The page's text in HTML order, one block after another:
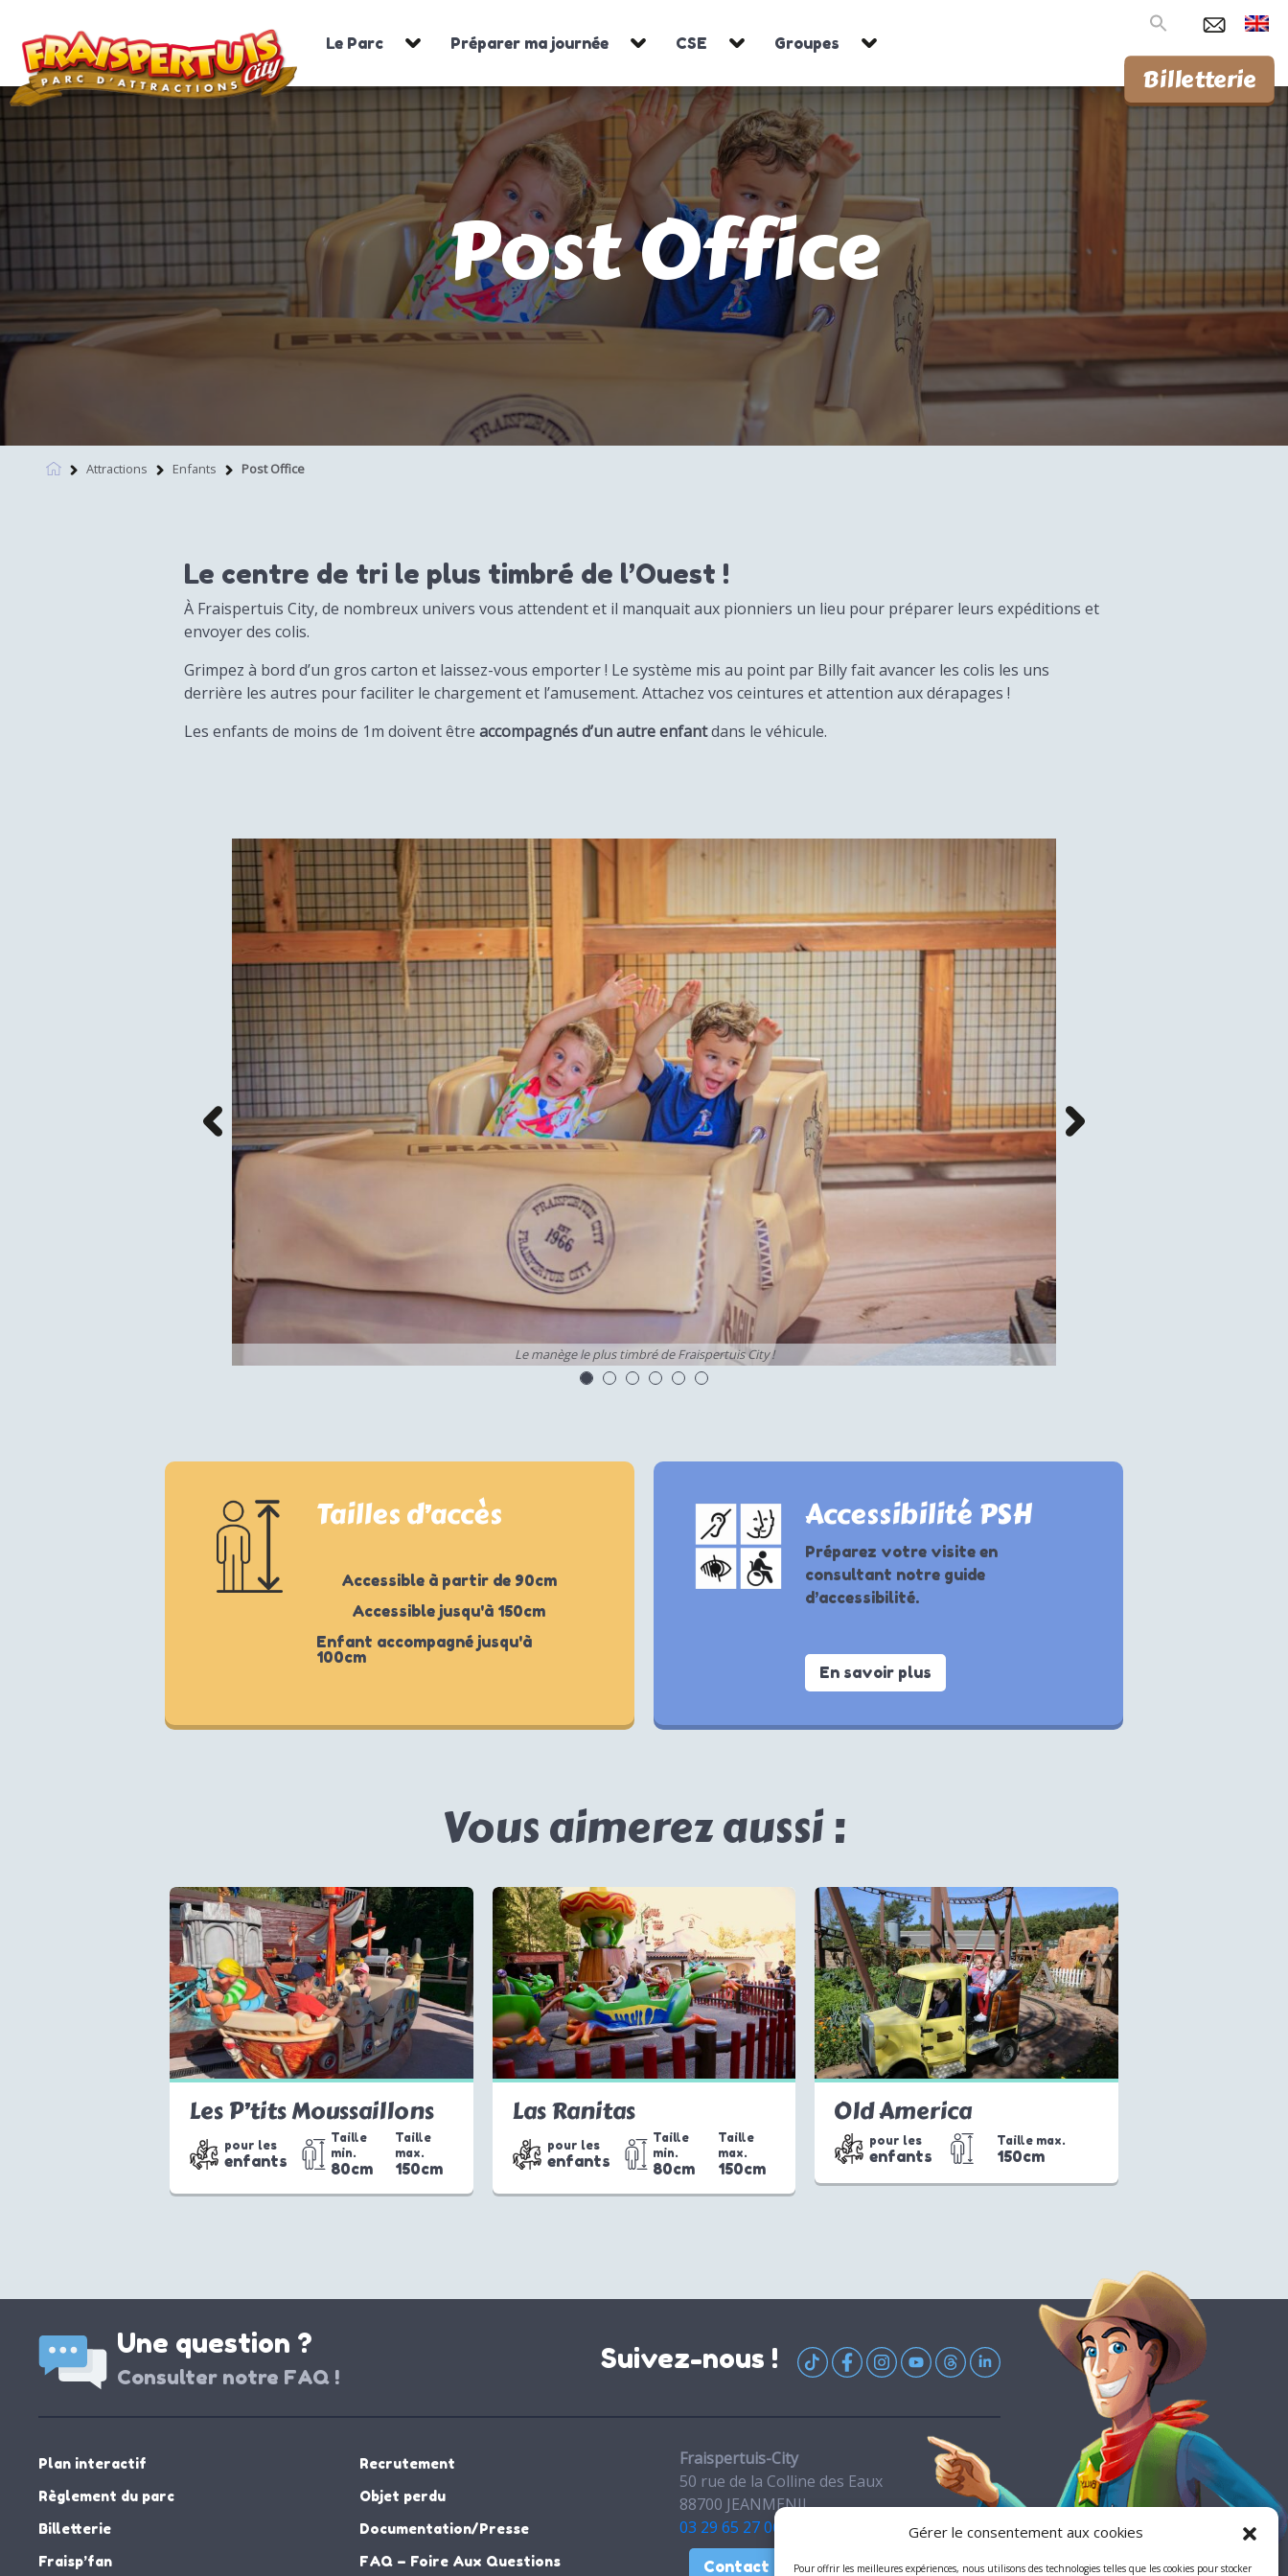
Gérer le consentement aux cookies
Pour offrir les meilleures expériences, nous utilisons des technologies telles que les cookies pour stocker
Le Parc Préparer ma journée CSE Groupes
Search
Billetterie
Post Office
Attractions Enfants Post Office
Le centre de tri le plus timbré de l’Ouest !
À Fraispertuis City, de nombreux univers vous attendent et il manquait aux pionniers un lieu pour préparer leurs expéditions et
envoyer des colis.
Grimpez à bord d’un gros carton et laissez-vous emporter ! Le système mis au point par Billy fait avancer les colis les uns
derrière les autres pour faciliter le chargement et l’amusement. Attachez vos ceintures et attention aux dérapages !
Les enfants de moins de 1m doivent être accompagnés d’un autre enfantdans le véhicule.
Le manège le plus timbré de Fraispertuis City !
Tailles d’accès
Accessible à partir de 90cm
Accessible jusqu'à 150cm
Enfant accompagné jusqu'à
100cm
Accessibilité PSH
Préparez votre visite en
consultant notre guide
d’accessibilité.
En savoir plus
Vous aimerez aussi :
Les P’tits Moussaillons
pour les
enfants
Taille
min.
80cm
Taille
max.
150cm
Las Ranitas
pour les
enfants
Taille
min.
80cm
Taille
max.
150cm
Old America
pour les
enfants
Taille max.
150cm
Une question ?
Consulter notre FAQ !
Suivez-nous !
Plan interactif
Règlement du parc
Billetterie
Fraisp’fan
Recrutement
Objet perdu
Documentation/Presse
FAQ – Foire Aux Questions
Fraispertuis-City
50 rue de la Colline des Eaux
88700 JEANMENIL
03 29 65 27 06
Contact